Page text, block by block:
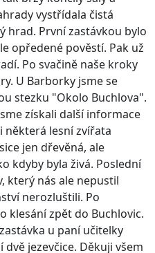
vystřídala čistá
hrad. První zastávkou bylo
opředené pověstí. Pak už
Po svačině naše kroky
U Barborky jsme se
stezku "Okolo Buchlova".
získali další informace
některá lesní zvířata
jen dřevěná, ale
kdyby byla živá. Poslední
který nás ale nepustil
nerozluštili. Po
klesání zpět do Buchlovic.
u paní učitelky
jezevčice. Děkuji všem